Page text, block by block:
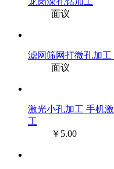
面议
滤网筛网打微孔加
面议
激光小孔加工 手机
工
￥5.00